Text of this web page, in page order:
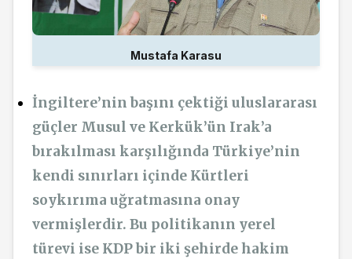
Mustafa Karasu
İngiltere’nin başını çektiği uluslararası
güçler Musul ve Kerkük’ün Irak’a
bırakılması karşılığında Türkiye’nin
kendi sınırları içinde Kürtleri
soykırıma uğratmasına onay
vermişlerdir. Bu politikanın yerel
türevi ise KDP bir iki şehirde hakim